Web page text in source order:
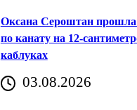
Оксана Сероштан прошла
по канату на 12-
каблуках
03.08.2026